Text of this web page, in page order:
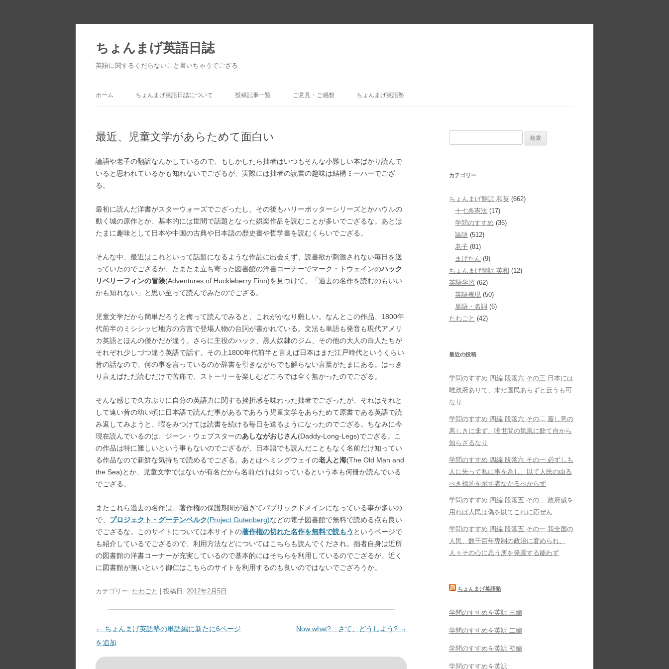
ちょんまげ英語日誌
英語に関するくだらないこと書いちゃうでござる
ホーム ちょんまげ英語日誌について 投稿記事一覧 ご意見・ご感想 ちょんまげ英語塾
最近、児童文学があらためて面白い
論語や老子の翻訳なんかしているので、もしかしたら拙者はいつもそんな小難しい本ばかり読んで
いると思われているかも知れないでござるが、実際には拙者の読書の趣味は結構ミーハーでござ
る。
最初に読んだ洋書がスターウォーズでござったし、その後もハリーポッターシリーズとかハウルの
動く城の原作とか、基本的には世間で話題となった娯楽作品を読むことが多いでござるな。あとは
たまに趣味として日本や中国の古典や日本語の歴史書や哲学書を読むくらいでござる。
そんな中、最近はこれといって話題になるような作品に出会えず、読書欲が刺激されない毎日を送
っていたのでござるが、たまたま立ち寄った図書館の洋書コーナーでマーク・トウェインのハック
リベリーフィンの冒険(Adventures of Huckleberry Finn)を見つけて、「過去の名作を読むのもいい
かも知れない」と思い至って読んでみたのでござる。
児童文学だから簡単だろうと侮って読んでみると、これがかなり難しい。なんとこの作品、1800年
代前半のミシシッピ地方の方言で登場人物の台詞が書かれている。文法も単語も発音も現代アメリ
カ英語とほんの僅かだが違う。さらに主役のハック、黒人奴隷のジム、その他の大人の白人たちが
それぞれ少しづつ違う英語で話す。その上1800年代前半と言えば日本はまだ江戸時代というくらい
昔の話なので、何の事を言っているのか辞書を引きながらでも解らない言葉がたまにある。はっき
り言えばただ読むだけで苦痛で、ストーリーを楽しむどころでは全く無かったのでござる。
そんな感じで久方ぶりに自分の英語力に関する挫折感を味わった拙者でござったが、それはそれと
して遠い昔の幼い頃に日本語で読んだ事があるであろう児童文学をあらためて原書である英語で読
み返してみようと、暇をみつけては読書を続ける毎日を送るようになったのでござる。ちなみに今
現在読んでいるのは、ジーン・ウェブスターのあしながおじさん(Daddy-Long-Legs)でござる。こ
の作品は特に難しいという事もないのでござるが、日本語でも読んだこともなく名前だけ知ってい
る作品なので新鮮な気持ちで読めるでござる。あとはヘミングウェイの老人と海(The Old Man and
the Sea)とか、児童文学ではないが有名だから名前だけは知っているという本も何冊か読んでいる
でござる。
またこれら過去の名作は、著作権の保護期間が過ぎてパブリックドメインになっている事が多いの
で、 プロジェクト・グーテンベルク(Project Gutenberg)などの電子図書館で無料で読める点も良い
でござるな。このサイトについては本サイトの著作権の切れた名作を無料で読もう というページで
も紹介しているでござるので、利用方法などについてはこちらも読んでくだされ。拙者自身は近所
の図書館の洋書コーナーが充実しているので基本的にはそちらを利用しているのでござるが、近く
に図書館が無いという御仁はこちらのサイトを利用するのも良いのではないでござろうか。
カテゴリー: たわごと | 投稿日: 2012年2月5日
投
稿
ナ
← ちょんまげ英語塾の単語編に新たに6ページ
を追加
Now what? さて、どうしよう? →
カテゴリー
ちょんまげ翻訳 和英 (662)
十七条憲法 (17)
学問のすすめ (36)
論語 (512)
老子 (81)
まげたん (9)
ちょんまげ翻訳 英和 (12)
英語学習 (62)
英語表現 (50)
単語・名詞 (6)
たわごと (42)
最近の投稿
学問のすすめ 四編 段落六 その三 日本には
唯政府ありて、未だ国民あらずと云うも可
なり
学問のすすめ 四編 段落六 その二 蓋し意の
悪しきに非ず、唯世間の気風に酔て自から
知らざるなり
学問のすすめ 四編 段落六 その一 必ずしも
人に先って私に事を為し、以て人民の由る
べき標的を示す者なかるべからず
学問のすすめ 四編 段落五 その二 政府威を
用れば人民は偽を以てこれに応ぜん
学問のすすめ 四編 段落五 その一 我全国の
人民、数千百年専制の政治に窘められ、
人々その心に思う所を発露する能わず
ちょんまげ英語塾
学問のすすめを英訳 三編
学問のすすめを英訳 二編
学問のすすめを英訳 初編
学問のすすめを英訳